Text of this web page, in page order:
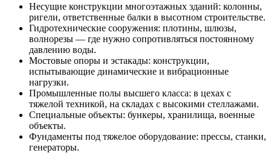
Несущие конструкции многоэтажных зданий: колонны,
ригели, ответственные балки в высотном строительстве.
Гидротехнические сооружения: плотины, шлюзы,
волнорезы — где нужно сопротивляться постоянному
давлению воды.
Мостовые опоры и эстакады: конструкции,
испытывающие динамические и вибрационные
нагрузки.
Промышленные полы высшего класса: в цехах с
тяжелой техникой, на складах с высокими стеллажами.
Специальные объекты: бункеры, хранилища, военные
объекты.
Фундаменты под тяжелое оборудование: прессы, станки,
генераторы.